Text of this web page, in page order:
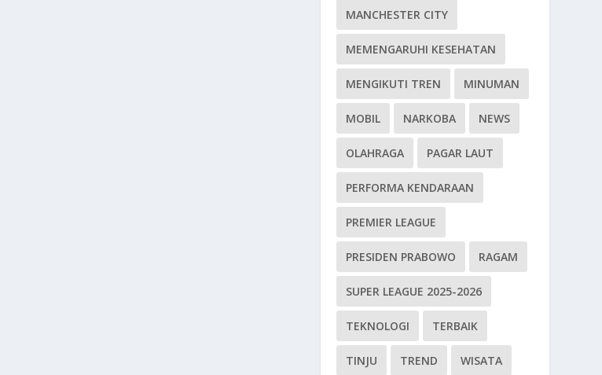
MANCHESTER CITY
MEMENGARUHI KESEHATAN
MENGIKUTI TREN MINUMAN
MOBIL NARKOBA NEWS
OLAHRAGA PAGAR LAUT
PERFORMA KENDARAAN
PREMIER LEAGUE
PRESIDEN PRABOWO RAGAM
SUPER LEAGUE 2025-2026
TEKNOLOGI TERBAIK
TINJU TREND WISATA